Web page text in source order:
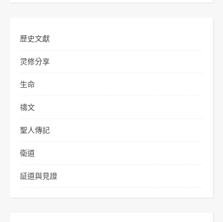
歷史文獻
灵修分享
生命
禱文
聖人傳記
衛道
証道與見證